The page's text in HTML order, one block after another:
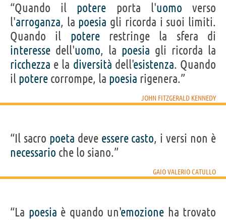
“Quando il potere porta l'uomo verso
l'arroganza, la poesia gli ricorda i suoi limiti.
Quando il potererestringe la sfera di
interesse dell'uomo, la poesia gli ricorda la
ricchezza e la diversità dell'esistenza. Quando
il potere corrompe, la poesia rigenera.”
JOHN FITZGERALD KENNEDY
“Il sacro poeta deve essere casto, i versi non è
necessario che lo siano.”
GAIO VALERIO CATULLO
“La poesia è quando un'emozione ha trovato